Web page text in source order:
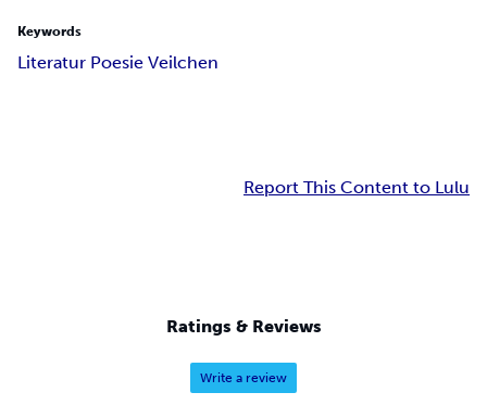
Keywords
Literatur Poesie Veilchen
Report This Content to Lulu
Ratings & Reviews
Write a review